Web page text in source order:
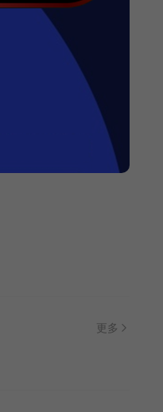
滚烫的人生
爱情的模样2011
更多